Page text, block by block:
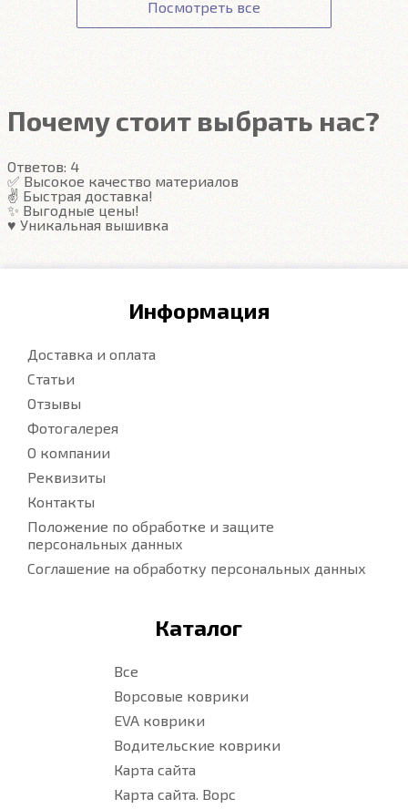
Гарантия на автоковрики 1 год.
сотрудники доступа не имеют.
Посмотреть все
Почему стоит выбрать нас?
Ответов: 4
✅ Высокое качество материалов
✌️ Быстрая доставка!
✨ Выгодные цены!
♥️ Уникальная вышивка
Информация
Доставка и оплата
Статьи
Отзывы
Фотогалерея
О компании
Реквизиты
Контакты
Положение по обработке и защите
персональных данных
Соглашение на обработку персональных данных
Каталог
Все
Ворсовые коврики
EVA коврики
Водительские коврики
Карта сайта
Карта сайта. Ворс